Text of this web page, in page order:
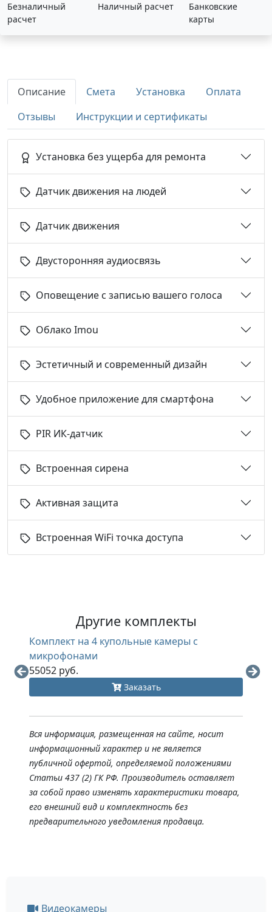
Безналичный
расчет
Наличный расчет
Банковские
карты
Описание Смета Установка
Оплата
Отзывы
Инструкции и сертификаты
Установка без ущерба для ремонта
Датчик движения на людей
Датчик движения
Двусторонняя аудиосвязь
Оповещение с записью вашего голоса
Облако Imou
Эстетичный и современный дизайн
Удобное приложение для смартфона
PIR ИК-датчик
Встроенная сирена
Активная защита
Встроенная WiFi точка доступа
Другие комплекты
Комплект на 4 купольные камеры с
микрофонами
55052 руб.
Заказать
Вся информация, размещенная на сайте, носит
информационный характер и не является
публичной офертой, определяемой положениями
Статьи 437 (2) ГК РФ. Производитель оставляет
за собой право изменять характеристики товара,
его внешний вид и комплектность без
предварительного уведомления продавца.
Видеокамеры